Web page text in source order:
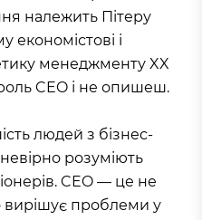
належить Пітеру
економістові і
менеджменту XX
CEO і не опишеш.
людей з бізнес-
розуміють
CEO — це не
проблеми у